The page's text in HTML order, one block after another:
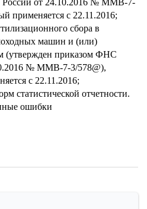
от 24.10.2016 № ММВ-7-
применяется с 22.11.2016;
сбора в
машин и (или)
(утвержден приказом ФНС
№ ММВ-7-3/578@),
с 22.11.2016;
статистической отчетности.
ошибки